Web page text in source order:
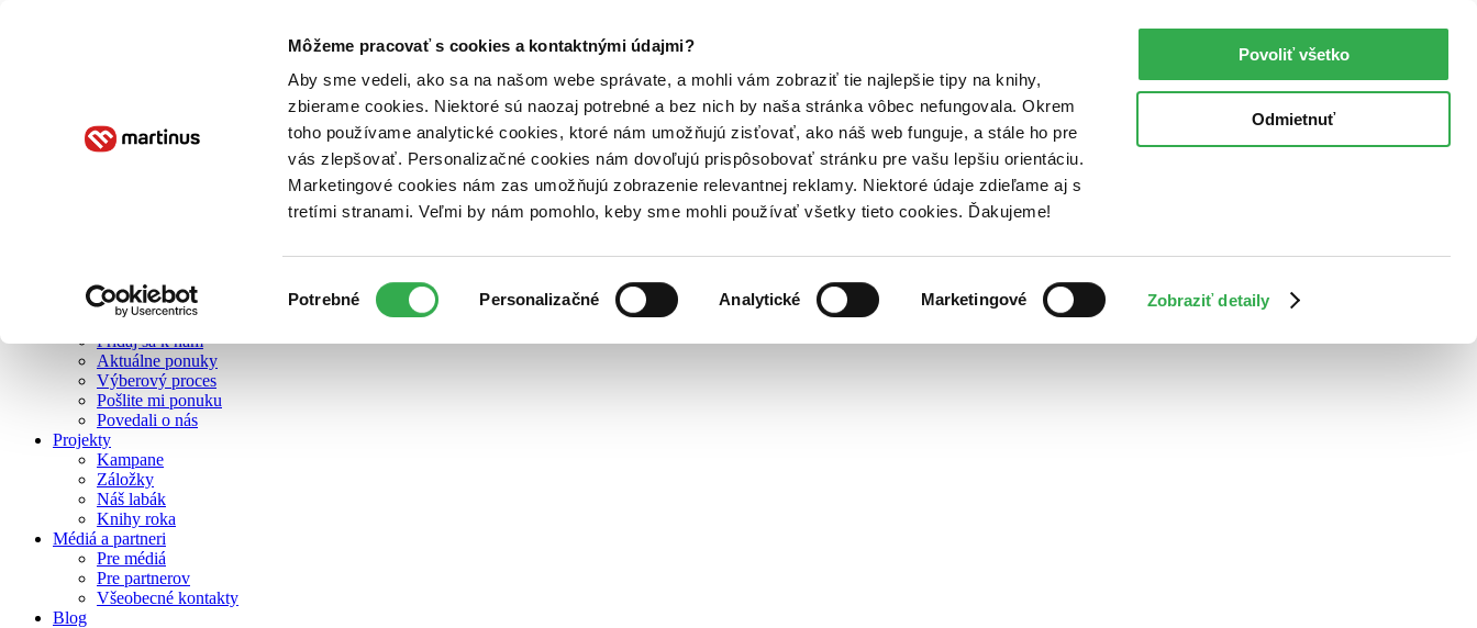
Môžeme pracovať s cookies a kontaktnými údajmi?
Aby sme vedeli, ako sa na našom webe správate, a mohli vám zobraziť tie najlepšie tipy na knihy,
zbierame cookies. Niektoré sú naozaj potrebné a bez nich by naša stránka vôbec nefungovala. Okrem
toho používame analytické cookies, ktoré nám umožňujú zisťovať, ako náš web funguje, a stále ho pre
vás zlepšovať. Personalizačné cookies nám dovoľujú prispôsobovať stránku pre vašu lepšiu orientáciu.
Marketingové cookies nám zas umožňujú zobrazenie relevantnej reklamy. Niektoré údaje zdieľame aj s
tretími stranami. Veľmi by nám pomohlo, keby sme mohli používať všetky tieto cookies. Ďakujeme!
súhlasu
Potrebné Personalizačné Analytické Marketingové Zobraziť detaily
Povoliť všetko
Odmietnuť
O nás
Zelený Martinus
Nerobíme rozdiely
Pridaj sa k nám
Aktuálne ponuky
Výberový proces
Pošlite mi ponuku
Povedali o nás
Projekty
Kampane
Záložky
Náš labák
Knihy roka
Médiá a partneri
Pre médiá
Pre partnerov
Všeobecné kontakty
Blog